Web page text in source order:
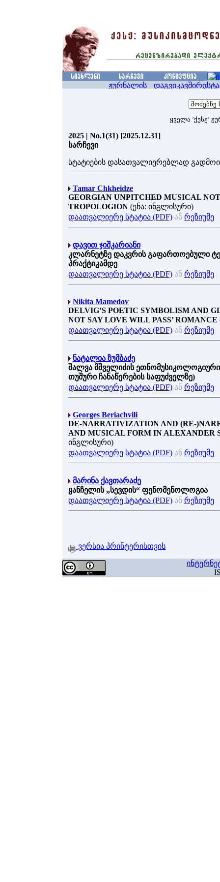
ყველა ’ქესჟ’
2025 | No.1(31) [2025.12.31]
სარჩევი
სტატიების დასათვალიერებლად
Tamar Chkheidze
GEORGIAN UNPITCHED MUSICAL
TROPOLOGION (ენა: ინგლისური)
დაათვალიერე სტატია (PDF) ან რეზიუმე
დავით ჯიშკარიანი
კლარნეტზე დაკვრის გაფართოებული
პრაქტიკამდე
დაათვალიერე სტატია (PDF) ან რეზიუმე
Nikita Mamedov
DELVIG’S POETIC SYMBOLISM AND
NOT SAY LOVE WILL PASS’ ROMANCE
დაათვალიერე სტატია (PDF) ან რეზიუმე
ნატალია ზუმბაძე
შალვა მშველიძის
თუშური ჩანაწერების საფუძველზე)
დაათვალიერე სტატია (PDF) ან რეზიუმე
Georges Beriachvili
DE-NARRATIVIZATION AND (RE-
AND MUSICAL FORM IN ALEXANDER
ინგლისური)
დაათვალიერე სტატია (PDF) ან რეზიუმე
მარინა ქავთარაძე
ყანჩელის „სევდის“ ფენომენოლოგია
დაათვალიერე სტატია (PDF) ან რეზიუმე
ვერსია პრინტერისთვის